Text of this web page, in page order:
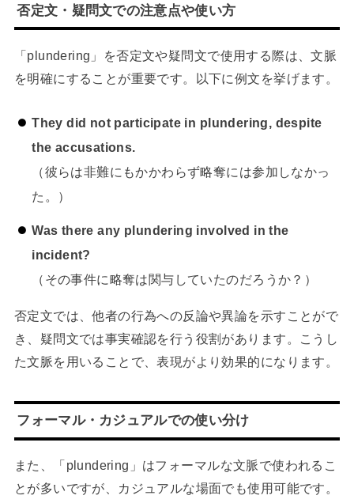
否定文・疑問文での注意点や使い方
「plundering」を否定文や疑問文で使用する際は、文脈
を明確にすることが重要です。以下に例文を挙げます。
They did not participate in plundering, despite
the accusations.
（彼らは非難にもかかわらず略奪には参加しなかっ
た。）
Was there any plundering involved in the
incident?
（その事件に略奪は関与していたのだろうか？）
否定文では、他者の行為への反論や異論を示すことがで
き、疑問文では事実確認を行う役割があります。こうし
た文脈を用いることで、表現がより効果的になります。
フォーマル・カジュアルでの使い分け
また、「plundering」はフォーマルな文脈で使われるこ
とが多いですが、カジュアルな場面でも使用可能です。